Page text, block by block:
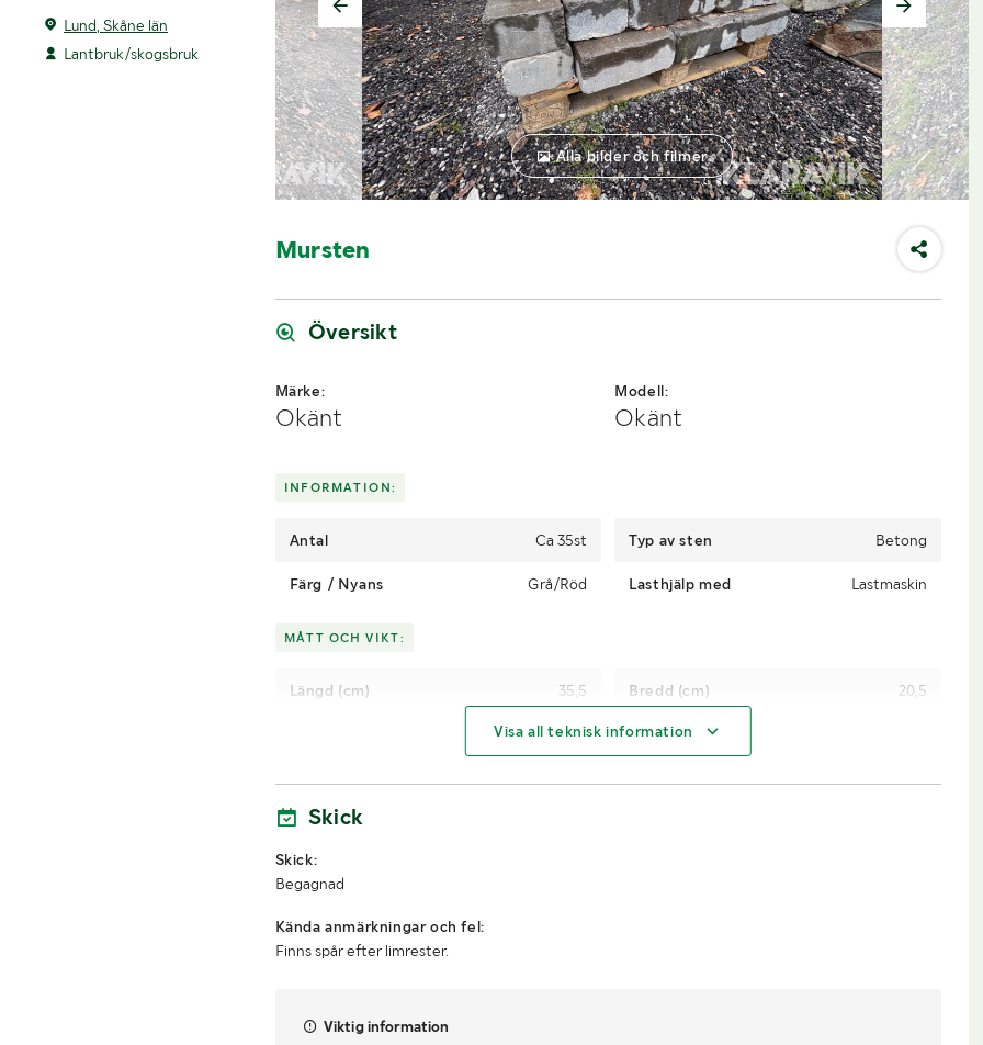
Lund, Skåne län
Lantbruk/skogsbruk
Alla bilder och filmer
Mursten
Översikt
Märke:
Okänt
Modell:
Okänt
INFORMATION:
Antal Ca 35st Typ av sten Betong
Färg / Nyans Grå/Röd Lasthjälp med Lastmaskin
MÅTT OCH VIKT:
Längd (cm) 35,5 Bredd (cm) 20,5
14 Transportlängd
Lasthjä
Visa all teknisk information
Skick
Skick:
Begagnad
Kända anmärkningar och fel:
Finns spår efter limrester.
Viktig information